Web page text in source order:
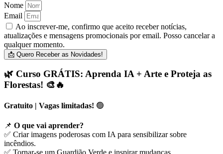
Nome
Email
Ao inscrever-me, confirmo que aceito receber notícias,
atualizações e mensagens promocionais por email. Posso cancelar a
qualquer momento.
📩 Quero Receber as Novidades!
🌿 Curso GRÁTIS: Aprenda IA + Arte e Proteja as
Florestas! 🎨🔥
Gratuito | Vagas limitadas! 🟢
📌 O que vai aprender?
✅ Criar imagens poderosas com IA para sensibilizar sobre
incêndios.
✅ Tornar-se um Guardião Verde e inspirar mudanças.